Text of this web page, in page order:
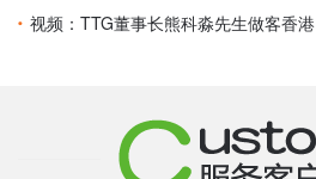
TTG公司董事长熊科淼》
视频：TTG董事长熊科淼先生做客香港